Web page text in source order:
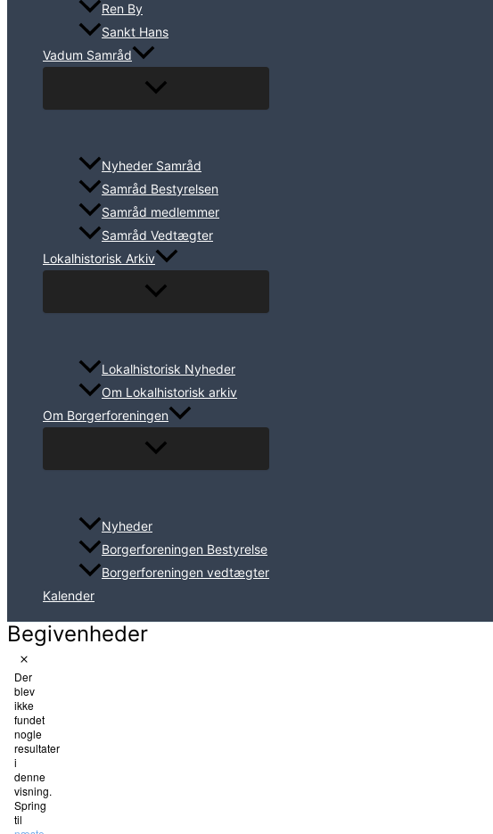
Ren By
Sankt Hans
Vadum Samråd
Nyheder Samråd
Samråd Bestyrelsen
Samråd medlemmer
Samråd Vedtægter
Lokalhistorisk Arkiv
Lokalhistorisk Nyheder
Om Lokalhistorisk arkiv
Om Borgerforeningen
Nyheder
Borgerforeningen Bestyrelse
Borgerforeningen vedtægter
Kalender
Begivenheder
Notice
Der
blev
ikke
fundet
nogle
resultater
i
denne
visning.
Spring
til